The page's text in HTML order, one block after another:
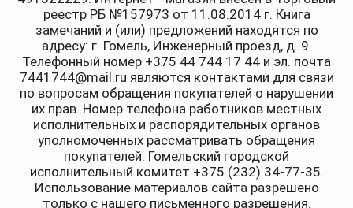
реестр РБ №157973 от 11.08.2014 г. Книга
замечаний и (или) предложений находятся по
адресу: г. Гомель, Инженерный проезд, д. 9.
Телефонный номер +375 44 744 17 44 и эл. почта
7441744@mail.ru являются контактами для связи
по вопросам обращения покупателей о нарушении
их прав. Номер телефона работников местных
исполнительных и распорядительных органов
уполномоченных рассматривать обращения
покупателей: Гомельский городской
исполнительный комитет +375 (232) 34-77-35.
Использование материалов сайта разрешено
только с нашего письменного разрешения.